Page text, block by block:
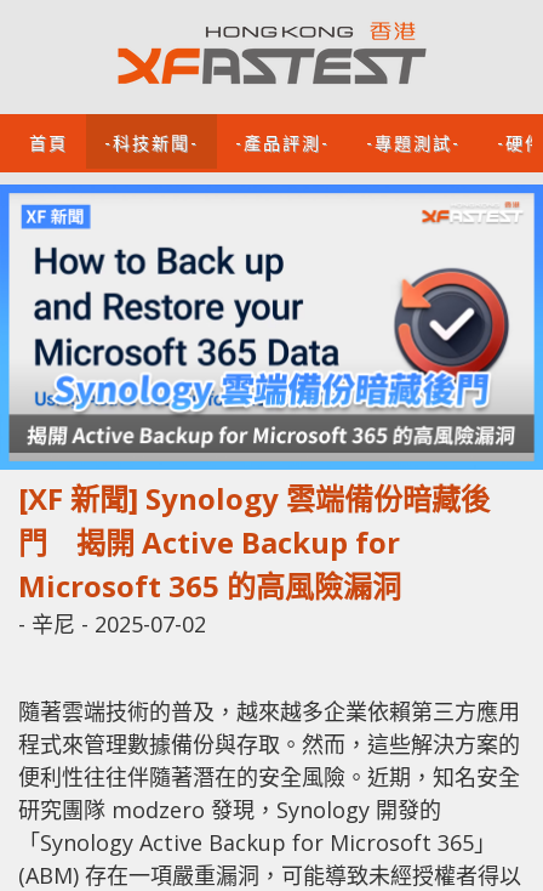
首頁 -科技新聞- -產品評測- -專題測試- -硬
[XF 新聞] Synology 雲端備份暗藏後
門 揭開 Active Backup for
Microsoft 365 的高風險漏洞
- 辛尼 - 2025-07-02
隨著雲端技術的普及，越來越多企業依賴第三方應用
程式來管理數據備份與存取。然而，這些解決方案的
便利性往往伴隨著潛在的安全風險。近期，知名安全
研究團隊 modzero 發現，Synology 開發的
「Synology Active Backup for Microsoft 365」
(ABM) 存在一項嚴重漏洞，可能導致未經授權者得以